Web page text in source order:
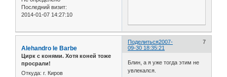
Последний визит:
2014-01-07 14:27:10
Поделиться 7
2007-
09-30 18:35:21
Alehandro le Barbe
Цирк с конями. Хотя коней тоже
просрали!
Откуда: г. Киров
Блин, а я уже тогда этим не
увлекался.